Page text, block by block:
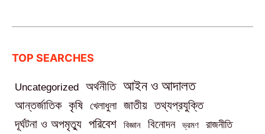
TOP SEARCHES
Uncategorized অর্থনীতি আইন ও আদালত
আন্তর্জাতিক কৃষি খেলাধুলা জাতীয় তথ্যপ্রযুক্তি
দূর্ঘটনা ও অপমৃত্যু পরিবেশ বিজ্ঞান বিনোদন ভ্রমণ রাজনীতি